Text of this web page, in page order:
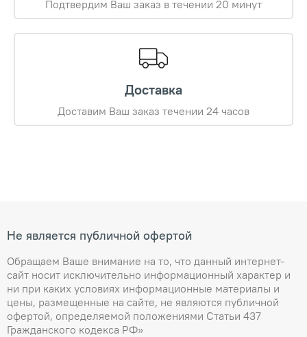
Подтвердим Ваш заказ в течении 20 минут
Доставка
Доставим Ваш заказ течении 24 часов
Не является публичной офертой
Обращаем Ваше внимание на то, что данный интернет-
сайт носит исключительно информационный характер и
ни при каких условиях информационные материалы и
цены, размещенные на сайте, не являются публичной
офертой, определяемой положениями Статьи 437
Гражданского кодекса РФ»